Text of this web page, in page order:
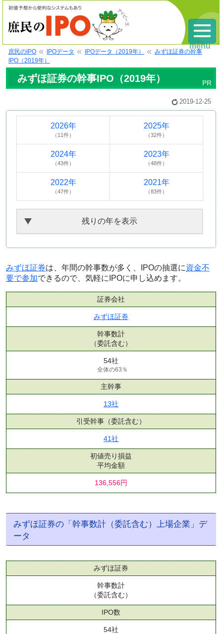
庶民のIPO IPOデータ IPOデータ（2019年）
みずほ証券の幹事
IPO（2019年）
みずほ証券の幹事IPO（2019年）
2019-12-25
2026年
（11件）
2025年
（32件）
2024年
（43件）
2023年
（48件）
2022年
（47件）
2021年
（83件）
残りの年を表示
みずほ証券は、年間の幹事数が多く、IPOの抽選に資金不
要で参加できるので、気軽にIPOに申し込めます。
証券会社
みずほ証券
幹事数計
（委託含む）
54社
全体の63％
主幹事
13社
引受幹事 （委託含む）
41社
初値売り損益
平均金額
136,556円
みずほ証券の「幹事数計（委託含む）上場企業」デ
ータ
みずほ証券
幹事数計
（委託含む）
IPO数
54社
menu